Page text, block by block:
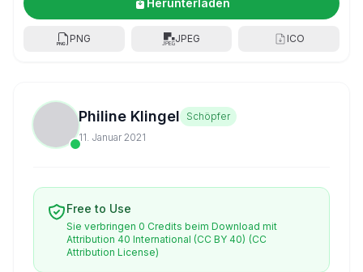
Herunterladen
PNG JPEG ICO
Philine Klingel
Schöpfer
11. Januar 2021
Free to Use
Sie verbringen 0 Credits beim Download mit
Attribution 40 International (CC BY 40) (CC
Attribution License)